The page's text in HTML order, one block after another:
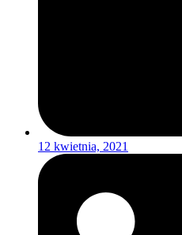
12 kwietnia, 2021